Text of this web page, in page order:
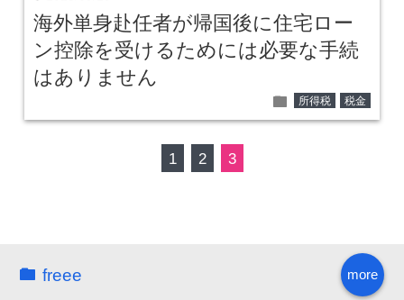
海外単身赴任者が帰国後に住宅ロー
ン控除を受けるためには必要な手続
はありません
folder 所得税 税金
1 2 3
more
freee